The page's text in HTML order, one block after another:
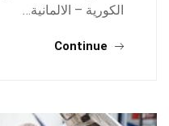
الكورية – الالمانية…
Continue